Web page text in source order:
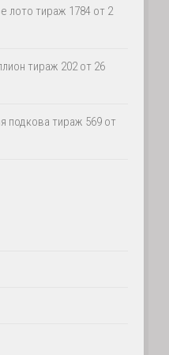
лото тираж 1784 от 2
тираж 202 от 26
подкова тираж 569 от